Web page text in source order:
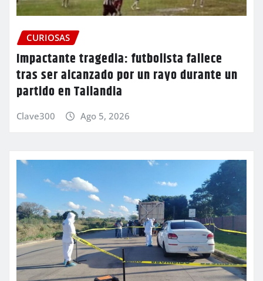
CURIOSAS
Impactante tragedia: futbolista fallece
tras ser alcanzado por un rayo durante un
partido en Tailandia
Clave300 Ago 5, 2026